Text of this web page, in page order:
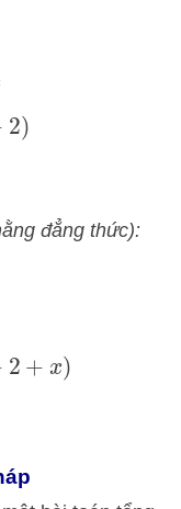
đẳng thức):